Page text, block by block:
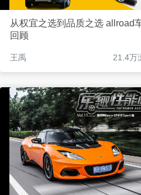
从权宜之选到品质之选 allroad
回顾
王禹 21.4万